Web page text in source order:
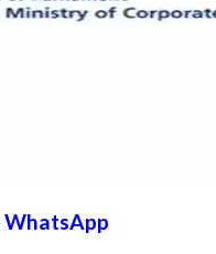
WhatsApp